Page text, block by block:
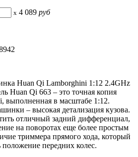
x 4 089 руб
Huan Qi Lamborghini 1:12 2.4GHz
Huan Qi 663 – это точная копия
выполненная в масштабе 1:12.
– высокая детализация кузова.
отличный задний дифференциал,
на поворотах еще более простым
триммера прямого хода, который
положение передних колес.